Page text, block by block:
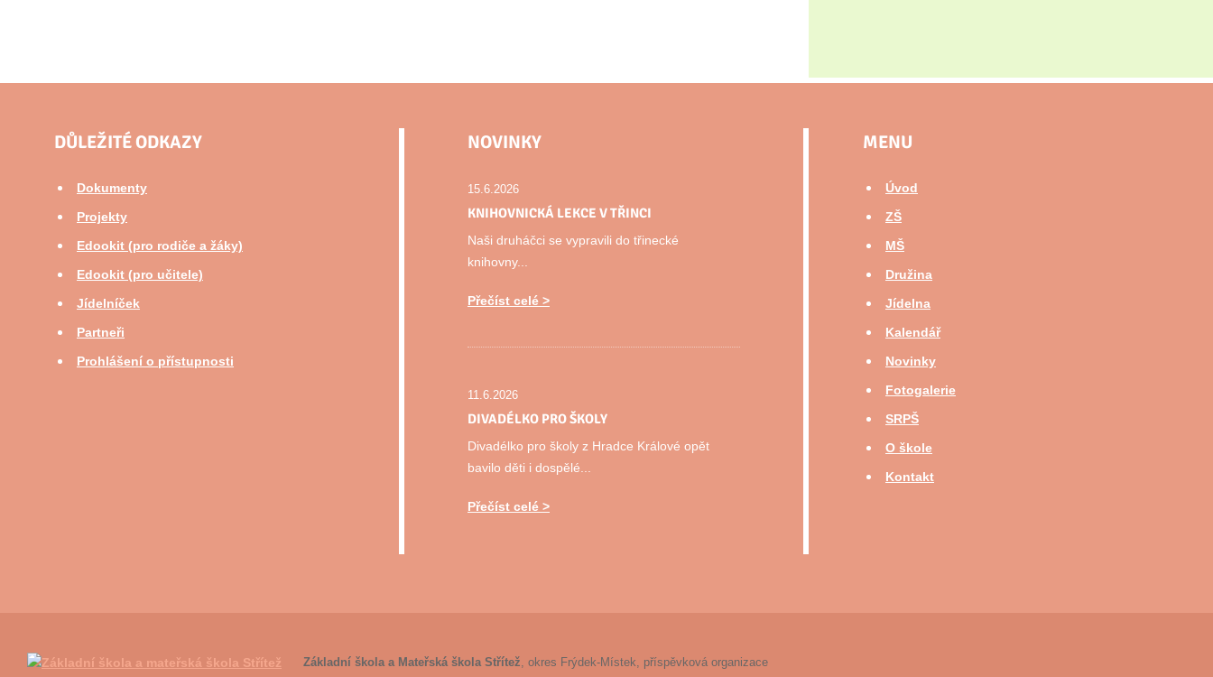
DŮLEŽITÉ ODKAZY
Dokumenty
Projekty
Edookit (pro rodiče a žáky)
Edookit (pro učitele)
Jídelníček
Partneři
Prohlášení o přístupnosti
NOVINKY
15.6.2026
KNIHOVNICKÁ LEKCE V TŘINCI
Naši druháčci se vypravili do třinecké
knihovny...
Přečíst celé
11.6.2026
DIVADÉLKO PRO ŠKOLY
Divadélko pro školy z Hradce Králové opět
bavilo děti i dospělé...
Přečíst celé
MENU
Úvod
ZŠ
MŠ
Družina
Jídelna
Kalendář
Novinky
Fotogalerie
SRPŠ
O škole
Kontakt
Základní škola a Mateřská škola Střítež, okres Frýdek-Místek, příspěvková organizace